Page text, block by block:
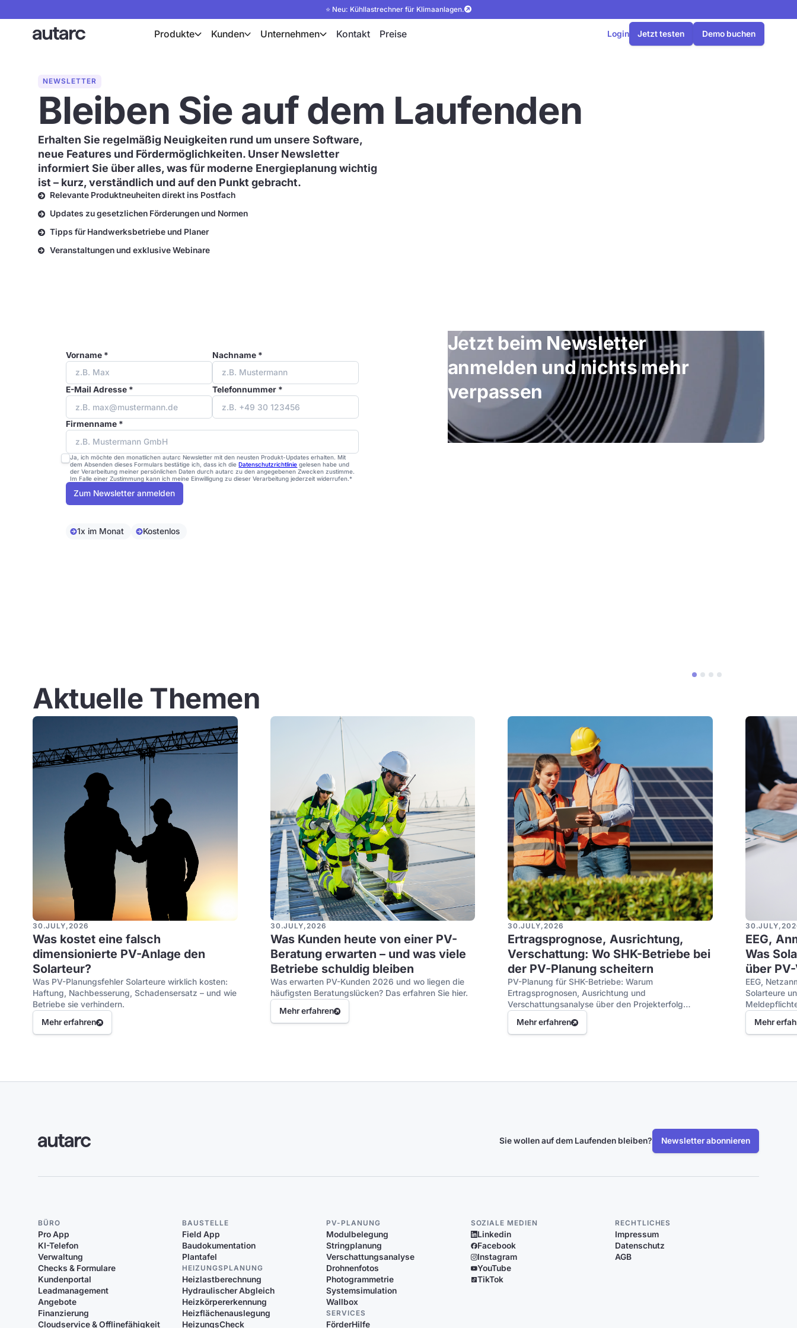
⭐ Neu: Kühllastrechner für Klimaanlagen.
Produkte Kunden Unternehmen Kontakt Preise Login Jetzt testen Demo buchen
NEWSLETTER
Bleiben Sie auf dem Laufenden
Erhalten Sie regelmäßig Neuigkeiten rund um unsere Software,
neue Features und Fördermöglichkeiten. Unser Newsletter
informiert Sie über alles, was für moderne Energieplanung wichtig
ist – kurz, verständlich und auf den Punkt gebracht.
Relevante Produktneuheiten direkt ins Postfach
Updates zu gesetzlichen Förderungen und Normen
Tipps für Handwerksbetriebe und Planer
Veranstaltungen und exklusive Webinare
Vorname * Nachname *
E-Mail Adresse * Telefonnummer *
Firmenname *
Ja, ich möchte den monatlichen autarc Newsletter mit den neusten Produkt-Updates erhalten. Mit
dem Absenden dieses Formulars bestätige ich, dass ich dieDatenschutzrichtlinie gelesen habe und
der Verarbeitung meiner persönlichen Daten durch autarc zu den angegebenen Zwecken zustimme.
Im Falle einer Zustimmung kann ich meine Einwilligung zu dieser Verarbeitung jederzeit widerrufen.*
1x im Monat Kostenlos
Jetzt beim Newsletter
anmelden und nichts mehr
verpassen
Aktuelle Themen
30.JULY,2026
Was kostet eine falsch
dimensionierte PV-Anlage den
Solarteur?
Was PV-Planungsfehler Solarteure wirklich kosten:
Haftung, Nachbesserung, Schadensersatz – und wie
Betriebe sie verhindern.
Mehr erfahren
30.JULY,2026
Was Kunden heute von einer PV-
Beratung erwarten – und was viele
Betriebe schuldig bleiben
Was erwarten PV-Kunden 2026 und wo liegen die
häufigsten Beratungslücken? Das erfahren Sie hier.
Mehr erfahren
30.JULY,2026
Ertragsprognose, Ausrichtung,
Verschattung: Wo SHK-Betriebe bei
der PV-Planung scheitern
PV-Planung für SHK-Betriebe: Warum
Ertragsprognosen, Ausrichtung und
Verschattungsanalyse über den Projekterfolg
entscheiden.
Mehr erfahren
30.JULY,
EEG,
Was
über
müssen
EEG,
Solarteure
Mehr
Sie wollen auf dem Laufenden bleiben? Newsletter abonnieren
BÜRO
Pro App
KI-Telefon
Verwaltung
Checks & Formulare
Kundenportal
Leadmanagement
Angebote
Finanzierung
Cloudservice & Offlinefähigkeit
BAUSTELLE
Field App
Baudokumentation
Plantafel
HEIZUNGSPLANUNG
Heizlastberechnung
Hydraulischer Abgleich
Heizkörpererkennung
Heizflächenauslegung
HeizungsCheck
PV-PLANUNG
Modulbelegung
Stringplanung
Verschattungsanalyse
Drohnenfotos
Photogrammetrie
Systemsimulation
Wallbox
SERVICES
FörderHilfe
SOZIALE MEDIEN
Linkedin
Facebook
Instagram
YouTube
TikTok
RECHTLICHES
Impressum
Datenschutz
AGB